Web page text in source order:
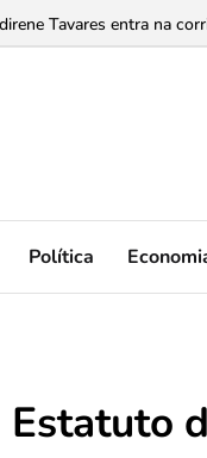
cultural e turística do DF
Política
Estatuto